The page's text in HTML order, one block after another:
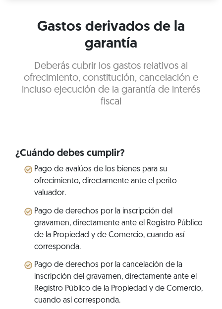
Gastos derivados de la
garantía
Deberás cubrir los gastos relativos al
ofrecimiento, constitución, cancelación e
incluso ejecución de la garantía de interés
fiscal
¿Cuándo debes cumplir?
Pago de avalúos de los bienes para su
ofrecimiento, directamente ante el perito
valuador.
Pago de derechos por la inscripción del
gravamen, directamente ante el Registro Público
de la Propiedad y de Comercio, cuando así
corresponda.
Pago de derechos por la cancelación de la
inscripción del gravamen, directamente ante el
Registro Público de la Propiedad y de Comercio,
cuando así corresponda.